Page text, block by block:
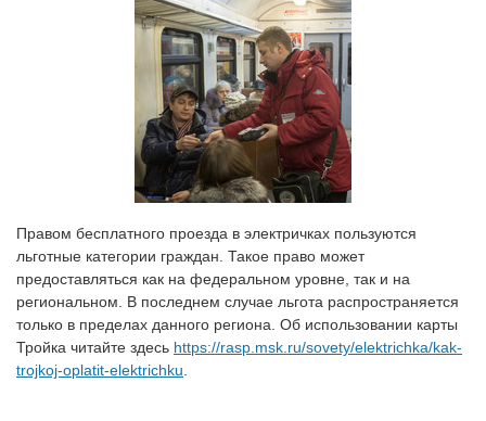
Правом бесплатного проезда в электричках пользуются
льготные категории граждан. Такое право может
предоставляться как на федеральном уровне, так и на
региональном. В последнем случае льгота распространяется
только в пределах данного региона. Об использовании карты
Тройка читайте здесь https://rasp.msk.ru/sovety/elektrichka/kak-
trojkoj-oplatit-elektrichku